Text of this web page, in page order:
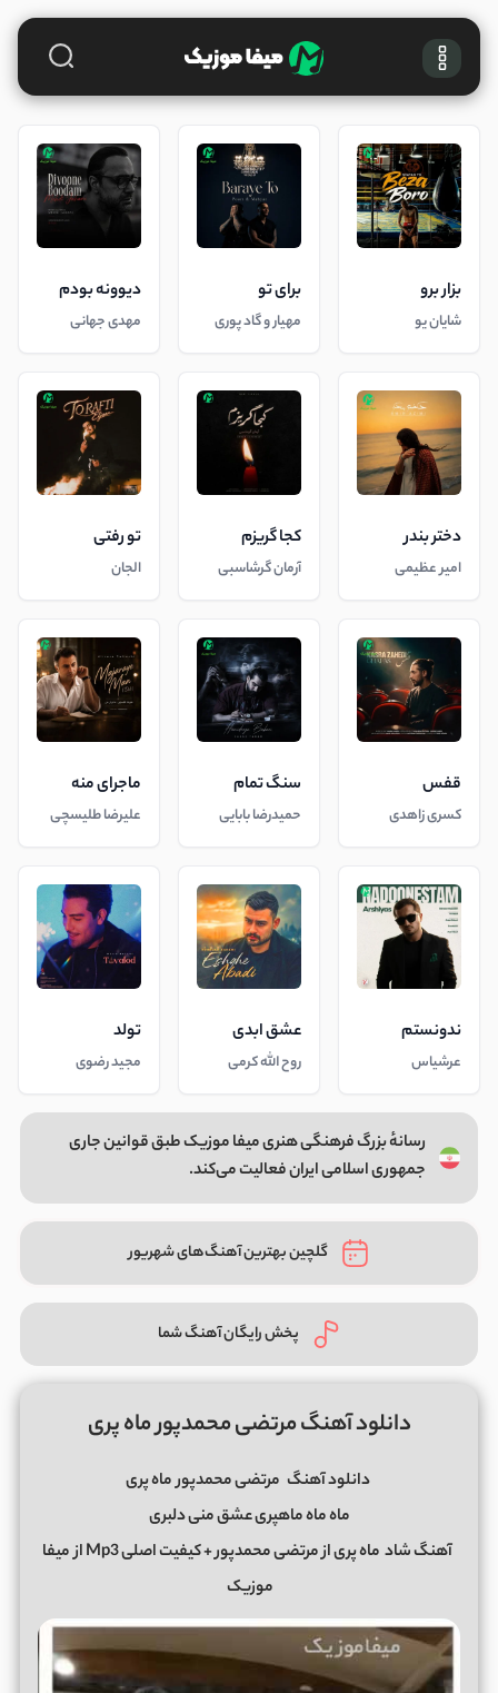
بزار برو
شایان یو
برای تو
مهیار و گاد پوری
دیوونه بودم
مهدی جهانی
دختر بندر
امیر عظیمی
کجا گریزم
آرمان گرشاسبی
تو رفتی
الجان
قفس
کسری زاهدی
سنگ تمام
حمیدرضا بابایی
ماجرای منه
علیرضا طلیسچی
ندونستم
عرشیاس
عشق ابدی
روح الله کرمی
تولد
مجید رضوی
رسانهٔ بزرگ فرهنگی هنری میفا موزیک طبق قوانین جاری
جمهوری اسلامی ایران فعالیت می‌کند.
گلچین بهترین آهنگ‌های شهریور
پخش رایگان آهنگ شما
دانلود آهنگ مرتضی محمدپور ماه پری
دانلود آهنگ مرتضی محمدپور ماه پری
ماه ماه ماهپری عشق منی دلبری
آهنگ شاد ماه پریازمرتضی محمدپور+ کیفیت اصلی Mp3 از
میفا
موزیک